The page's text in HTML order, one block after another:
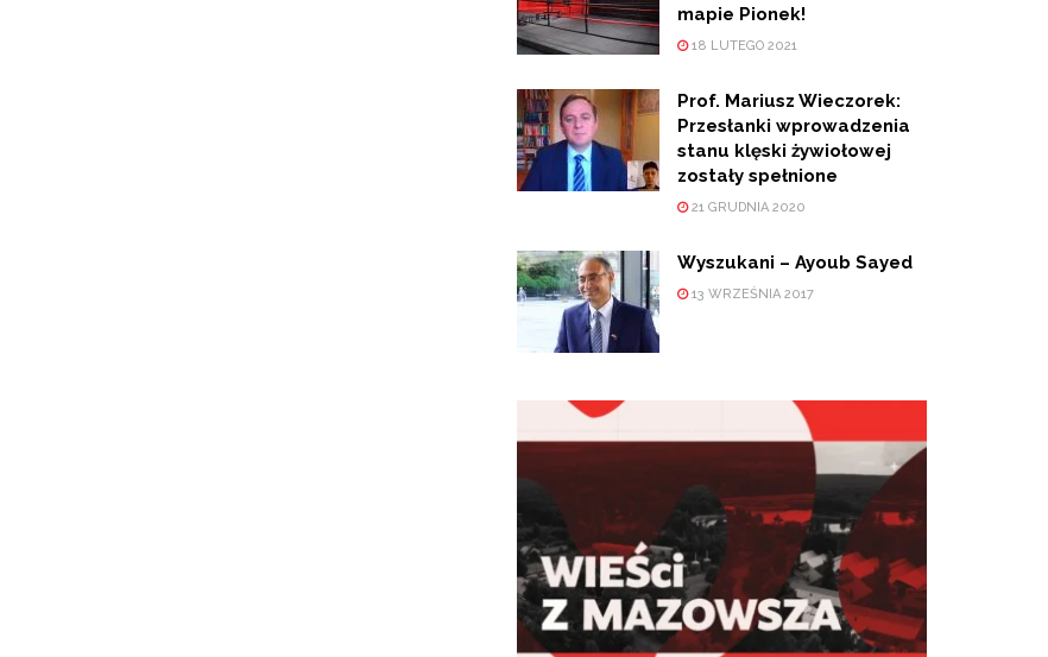
mapie Pionek!
18 LUTEGO 2021
Prof. Mariusz Wieczorek:
Przesłanki wprowadzenia
stanu klęski żywiołowej
zostały spełnione
21 GRUDNIA 2020
Wyszukani – Ayoub Sayed
13 WRZEŚNIA 2017